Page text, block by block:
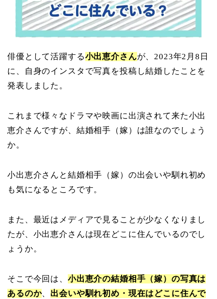
俳優として活躍する小出恵介さんが、2023年2月8日
に、自身のインスタで写真を投稿し結婚したことを
発表しました。
これまで様々なドラマや映画に出演されて来た小出
恵介さんですが、結婚相手（嫁）は誰なのでしょう
か。
小出恵介さんと結婚相手（嫁）の出会いや馴れ初め
も気になるところです。
また、最近はメディアで見ることが少なくなりまし
たが、小出恵介さんは現在どこに住んでいるのでし
ょうか。
そこで今回は、 小出恵介の結婚相手（嫁）の写真は
あるのか、 出会いや馴れ初め・現在はどこに住んで